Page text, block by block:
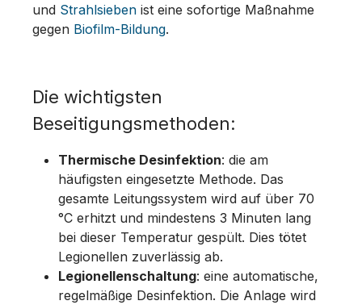
und Strahlsieben ist eine sofortige Maßnahme
gegen Biofilm-Bildung.
Die wichtigsten
Beseitigungsmethoden:
Thermische Desinfektion: die am
häufigsten eingesetzte Methode. Das
gesamte Leitungssystem wird auf über 70
°C erhitzt und mindestens 3 Minuten lang
bei dieser Temperatur gespült. Dies tötet
Legionellen zuverlässig ab.
Legionellenschaltung: eine automatische,
regelmäßige Desinfektion. Die Anlage wird